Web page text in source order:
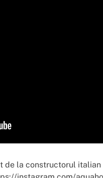
de la constructorul